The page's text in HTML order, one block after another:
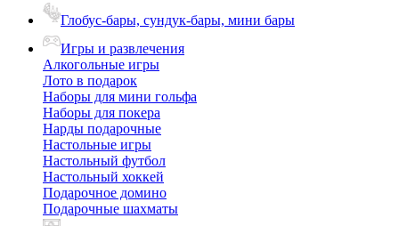
Глобус-бары, сундук-бары, мини бары
Игры и развлечения
Алкогольные игры
Лото в подарок
Наборы для мини гольфа
Наборы для покера
Нарды подарочные
Настольные игры
Настольный футбол
Настольный хоккей
Подарочное домино
Подарочные шахматы